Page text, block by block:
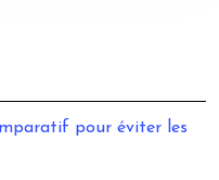
pour éviter les